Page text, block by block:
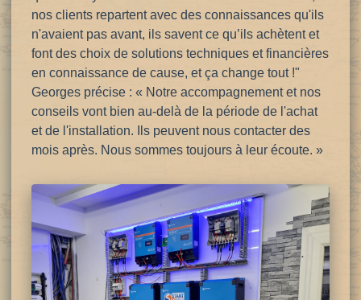
nos clients repartent avec des connaissances qu'ils
n'avaient pas avant, ils savent ce qu’ils achètent et
font des choix de solutions techniques et financières
en connaissance de cause, et ça change tout !"
Georges précise : « Notre accompagnement et nos
conseils vont bien au-delà de la période de l'achat
et de l'installation. Ils peuvent nous contacter des
mois après. Nous sommes toujours à leur écoute. »